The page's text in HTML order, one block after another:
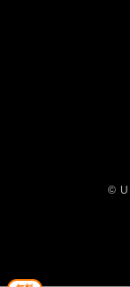
©